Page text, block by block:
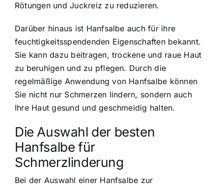
Rötungen und Juckreiz zu reduzieren.
Darüber hinaus ist Hanfsalbe auch für ihre
feuchtigkeitsspendenden Eigenschaften bekannt.
Sie kann dazu beitragen, trockene und raue Haut
zu beruhigen und zu pflegen. Durch die
regelmäßige Anwendung von Hanfsalbe können
Sie nicht nur Schmerzen lindern, sondern auch
Ihre Haut gesund und geschmeidig halten.
Die Auswahl der besten
Hanfsalbe für
Schmerzlinderung
Bei der Auswahl einer Hanfsalbe zur